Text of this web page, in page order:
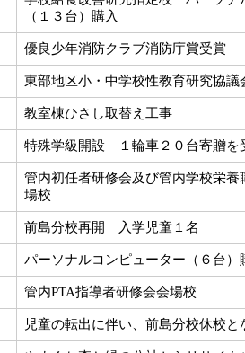
（１３台）購入
優良少年消防クラブ消防庁賞受賞
東部地区小・中学校性教育研究協議
教室棟ひさし取替え工事
特殊学級開設 １輪車２０台寄贈を
管内初任者研修会及び管内学校栄養
場校
前島分校再開 入学児童１名
パーソナルコンピューター（６台）
管内PTA指導者研修会会場校
児童の転出に伴い、前島分校休校と